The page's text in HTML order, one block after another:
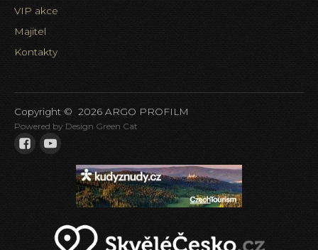
VIP akce
Majitel
Kontakty
Copyright © 2026 ARGO PROFILM
Powered by Design Green Cat